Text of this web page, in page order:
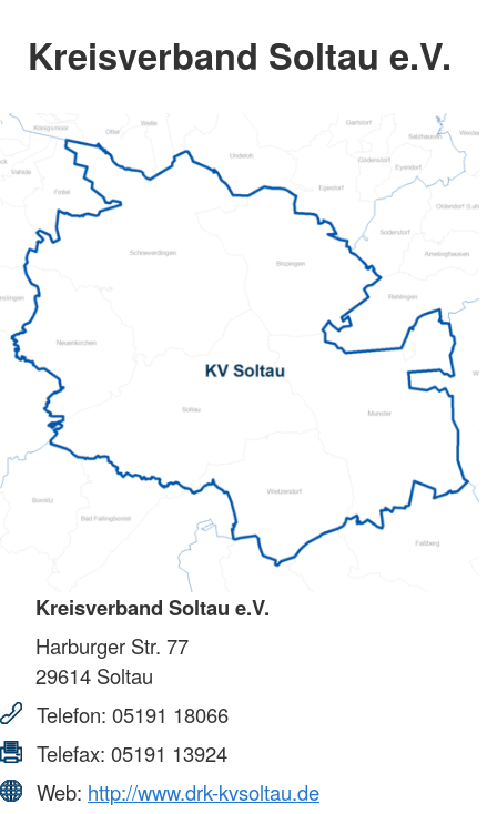
Kreisverband Soltau e.V.
Kreisverband Soltau e.V.
Harburger Str. 77
29614 Soltau
Telefon: 05191 18066
Telefax: 05191 13924
Web: http://www.drk-kvsoltau.de